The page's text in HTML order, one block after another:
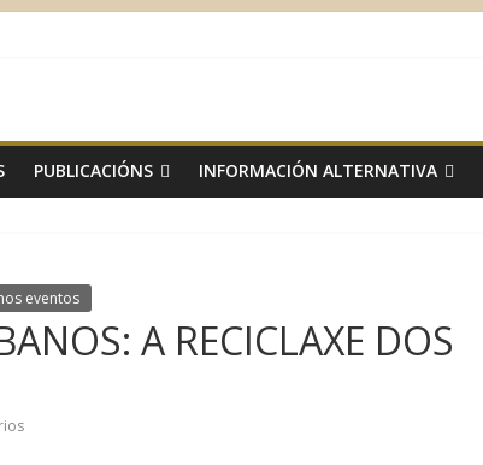
PUBLICACIÓNS INFORMACIÓN ALTERNATIVA
eventos
A RECICLAXE DOS